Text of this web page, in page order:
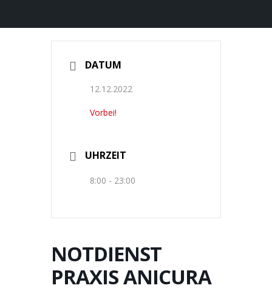
DATUM
12.12.2022
Vorbei!
UHRZEIT
8:00 - 23:00
NOTDIENST
PRAXIS ANICURA